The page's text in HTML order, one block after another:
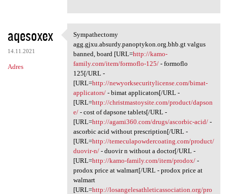
aqesoxex
14.11.2021
Adres
Sympathectomy agg.gjxu
Sympathectomy
agg.gjxu.absurdy.panoptykon.org.bhb.gt valgus
banned, board [URL=http://kamo-
family.com/item/formoflo-125/- formoflo
125[/URL -
[URL=http://newyorksecuritylicense.com/bimat-
applicators/- bimat applicators[/URL -
[URL=http://christmastoysite.com/product/dapson
e/- cost of dapsone tablets[/URL -
[URL=http://agami360.com/drugs/ascorbic-acid/-
ascorbic acid without prescription[/URL -
[URL=http://temeculapowdercoating.com/product/
duovir-n/- duovir n without a doctor[/URL -
[URL=http://kamo-family.com/item/prodox/-
prodox price at walmart[/URL - prodox price at
walmart
[URL=http://losangelesathleticassociation.org/pro